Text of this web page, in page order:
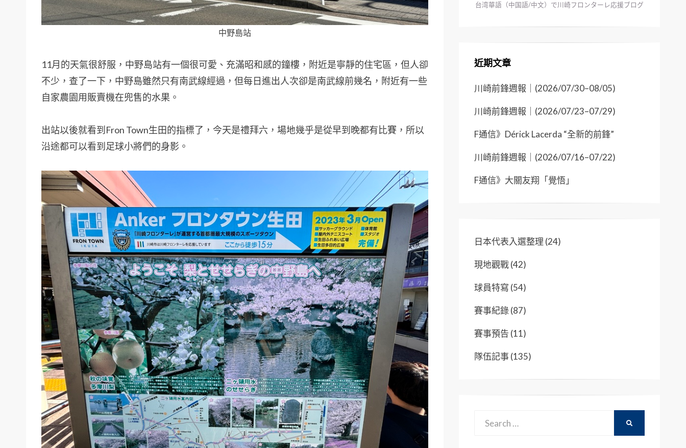
中野島站
11月的天氣很舒服，中野島站有一個很可愛、充滿昭和感的鐘樓，附近是寧靜的住宅區，但人卻
不少，查了一下，中野島雖然只有南武線經過，但每日進出人次卻是南武線前幾名，附近有一些
自家農園用販賣機在兜售的水果。
出站以後就看到Fron Town生田的指標了，今天是禮拜六，場地幾乎是從早到晚都有比賽，所以
沿途都可以看到足球小將們的身影。
台湾華語（中国語/中文）で川崎フロンターレ応援ブログ
近期文章
川崎前鋒週報｜(2026/07/30–08/05)
川崎前鋒週報｜(2026/07/23–07/29)
F通信》Dérick Lacerda “全新的前鋒”
川崎前鋒週報｜(2026/07/16–07/22)
F通信》大關友翔「覺悟」
日本代表入選整理 (24)
現地觀戰(42)
球員特寫 (54)
賽事紀錄(87)
賽事預告 (11)
隊伍記事(135)
Search